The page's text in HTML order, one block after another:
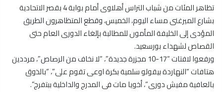
تظاهر المئات من شباب التراس أهلاوى أمام بوابة 4 بقصر الاتحادية
بشارع الميرغنى مساء اليوم، الخميس، وقطع المتظاهرون الطريق
المؤدى إلى الخليفة المأمون للمطالبة بإلغاء الدورى العام حتى
القصاص لشهداء بورسعيد.
ورفعوا لافتات “17-10 مجزرة جديدة”، “لا نخاف من الرصاص”، مرددين
هتافات “النهاردة بيقولو سلمية بكرة اوعى تقوم على”، “بالذوق
بالعافية مفيش دورى”، أخويا مات فى المدرج والداخلية ببتفرج”.